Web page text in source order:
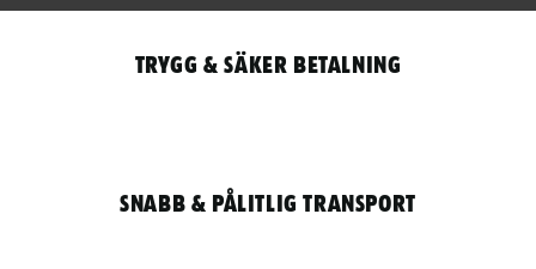
Trygg & säker betalning
Snabb & pålitlig transport